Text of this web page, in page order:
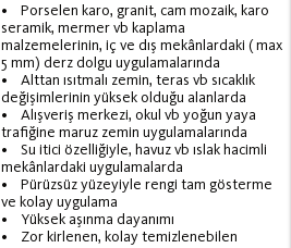
• Porselen karo, granit, cam mozaik, karo
seramik, mermer vb kaplama
malzemelerinin, iç ve dış mekânlardaki ( max
5 mm) derz dolgu uygulamalarında
• Alttan ısıtmalı zemin, teras vb sıcaklık
değişimlerinin yüksek olduğu alanlarda
• Alışveriş merkezi, okul vb yoğun yaya
trafiğine maruz zemin uygulamalarında
• Su itici özelliğiyle, havuz vb ıslak hacimli
mekânlardaki uygulamalarda
• Pürüzsüz yüzeyiyle rengi tam gösterme
ve kolay uygulama
• Yüksek aşınma dayanımı
• Zor kirlenen, kolay temizlenebilen